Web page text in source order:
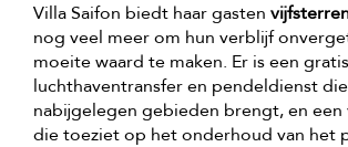
Villa Saifon biedt haar gasten
nog veel meer om hun verblijf
moeite waard te maken. Er is een gratis
luchthaventransfer en pendeldienst
nabijgelegen gebieden brengt, en een
die toeziet op het onderhoud van het